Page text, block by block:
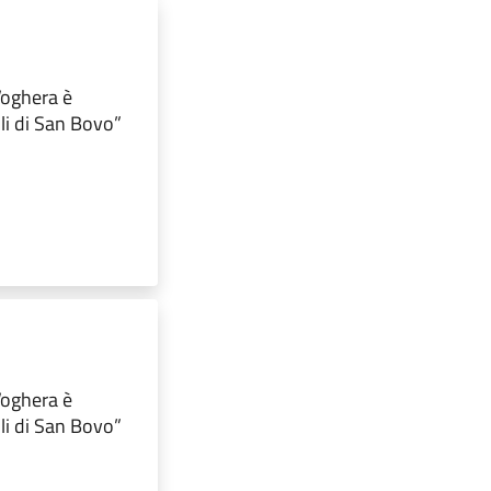
è
di San Bovo”
è
di San Bovo”